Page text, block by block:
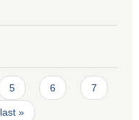
5 6 7
last »